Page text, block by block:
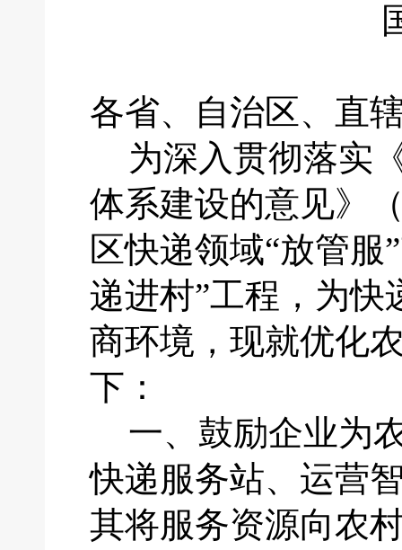
各省、自治区、直
为深入贯彻落实
体系建设的意见》
区快递领域“放管
递进村”工程，为
商环境，现就优化
下：
一、 鼓励企业为
快递服务站、运营
其将服务资源向农